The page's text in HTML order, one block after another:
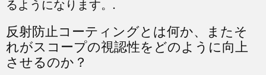
るようになります。.
反射防止コーティングとは何か、またそ
れがスコープの視認性をどのように向上
させるのか？